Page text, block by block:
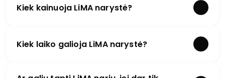
Kiek kainuoja LiMA narystė?
Kiek laiko galioja LiMA narystė?